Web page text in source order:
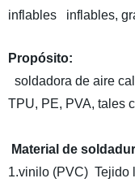
inflables inflables,
Propósito:
soldadora de aire
TPU, PE, PVA, tales
Material de
1.vinilo (PVC) Tejido